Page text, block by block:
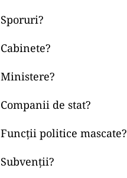
Sporuri?
Cabinete?
Ministere?
Companii de stat?
Funcții politice mascate?
Subvenții?